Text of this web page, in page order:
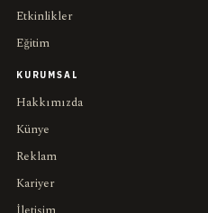
Etkinlikler
Eğitim
KURUMSAL
Hakkımızda
Künye
Reklam
Kariyer